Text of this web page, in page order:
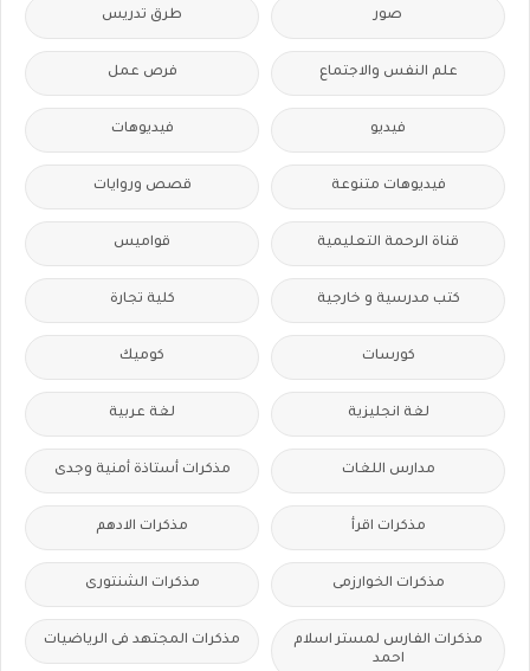
صور طرق تدريس
علم النفس والاجتماع فرص عمل
فيديو فيديوهات
فيديوهات متنوعة قصص وروايات
قناة الرحمة التعليمية قواميس
كتب مدرسية و خارجية كلية تجارة
كورسات كوميك
لغة انجليزية لغة عربية
مدارس اللغات مذكرات أستاذة أمنية وجدى
مذكرات اقرأ مذكرات الادهم
مذكرات الخوارزمى مذكرات الشنتورى
مذكرات الفارس لمستر اسلام
احمد
مذكرات المجتهد فى الرياضيات